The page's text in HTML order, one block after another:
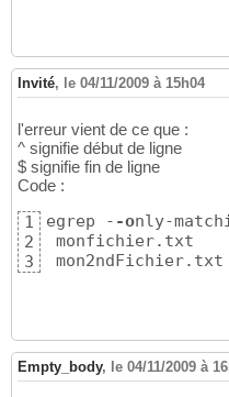
Invité, le 04/11/2009 à 15h04
l'erreur vient de ce que :
^ signifie début de ligne
$ signifie fin de ligne
Code :
1
2
3
egrep - -only-
monfichier.txt
mon2ndFichier.txt
Empty_body, le 04/11/2009 à